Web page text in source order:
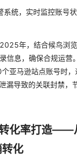
系统，实时监控账号
年，结合候鸟浏
信息，确保合规运营
亚马逊站点账号时，
漏导致的关联封禁，
化率打造——
化